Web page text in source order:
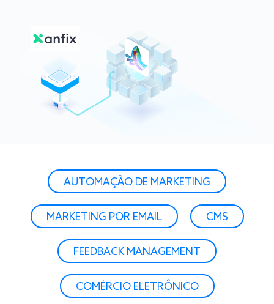
AUTOMAÇÃO DE MARKETING
MARKETING POR EMAIL CMS
FEEDBACK MANAGEMENT
COMÉRCIO ELETRÔNICO